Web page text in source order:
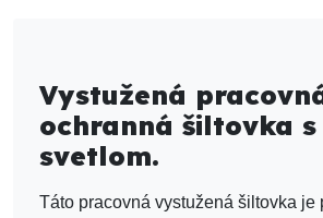
Vystužená
ochranná šiltovka s
svetlom.
Táto pracovná vystužená šiltovka je